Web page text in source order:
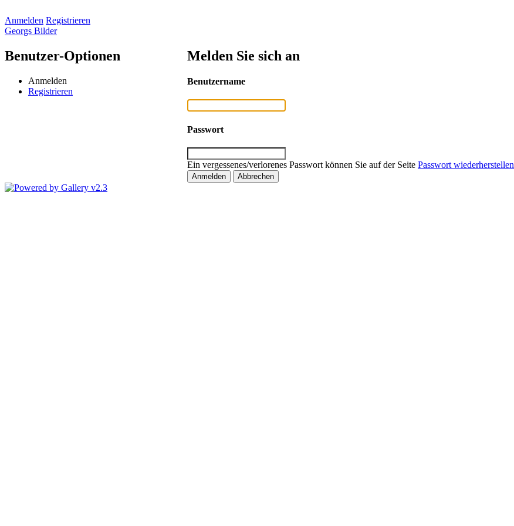
Anmelden Registrieren
Georgs Bilder
Benutzer-Optionen
Anmelden
Registrieren
Melden Sie sich an
Benutzername
Passwort
Ein vergessenes/verlorenes Passwort können Sie auf der Seite Passwort wiederherstellen